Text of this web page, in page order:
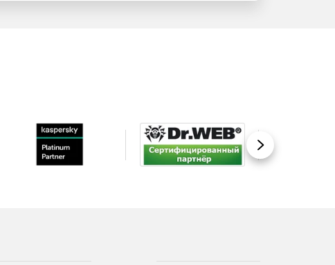
Вперед